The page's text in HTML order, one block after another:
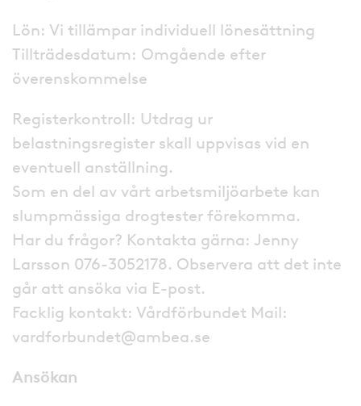
Lön: Vi tillämpar individuell lönesättning
Tillträdesdatum: Omgående efter
överenskommelse
Registerkontroll: Utdrag ur
belastningsregister skall uppvisas vid en
eventuell anställning.
Som en del av vårt arbetsmiljöarbete kan
slumpmässiga drogtester förekomma.
Har du frågor? Kontakta gärna: Jenny
Larsson 076-3052178. Observera att det inte
går att ansöka via E-post.
Facklig kontakt: Vårdförbundet Mail:
vardforbundet@ambea.se
Ansökan